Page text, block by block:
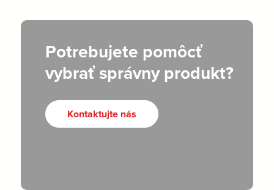
Potrebujete pomôcť
vybrať správny produkt?
Kontaktujte nás